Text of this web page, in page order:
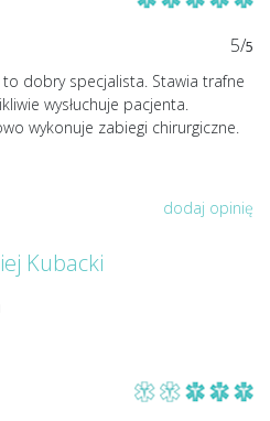
5/5
dobry specjalista. Stawia trafne
wysłuchuje pacjenta.
wykonuje zabiegi chirurgiczne.
dodaj opinię
Kubacki